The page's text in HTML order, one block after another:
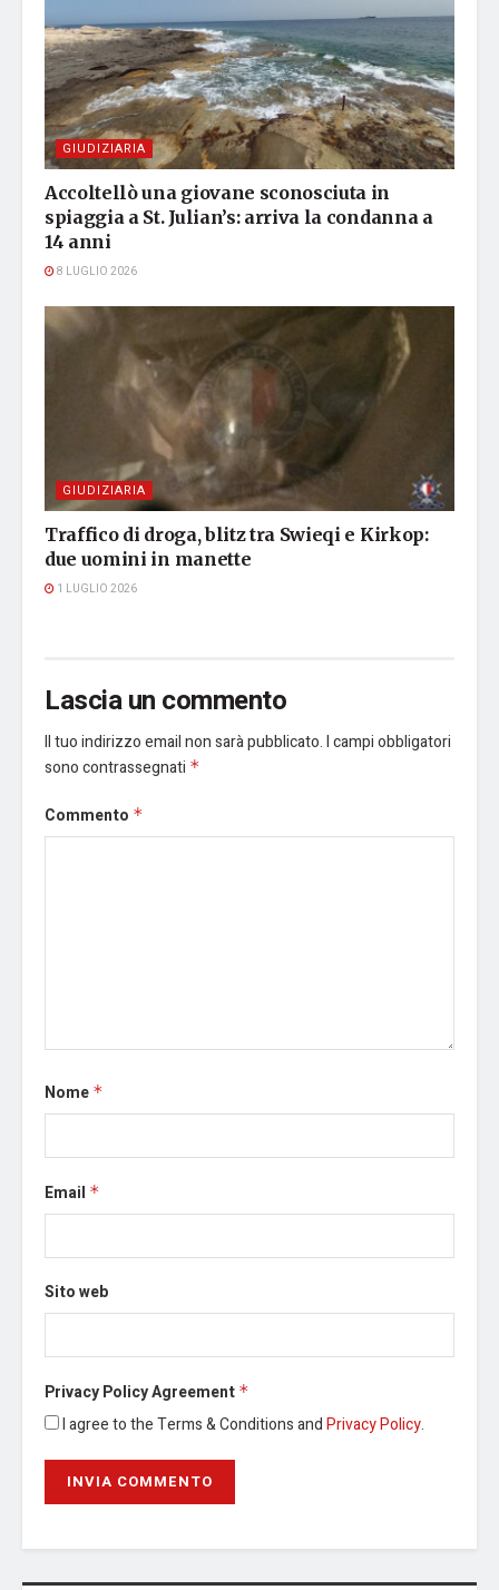
GIUDIZIARIA
Accoltellò una giovane sconosciuta in
spiaggia a St. Julian’s: arriva la condanna a
14 anni
8 LUGLIO 2026
GIUDIZIARIA
Traffico di droga, blitz tra Swieqi e Kirkop:
due uomini in manette
1 LUGLIO 2026
Lascia un commento
Il tuo indirizzo email non sarà pubblicato.I campi obbligatori
sono contrassegnati *
Commento *
Nome *
Email *
Sito web
Privacy Policy Agreement *
I agree to the Terms & Conditions andPrivacy Policy.